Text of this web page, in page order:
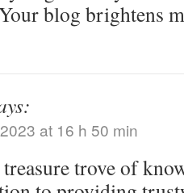
blog brightens
at 16 h 50 min
trove of